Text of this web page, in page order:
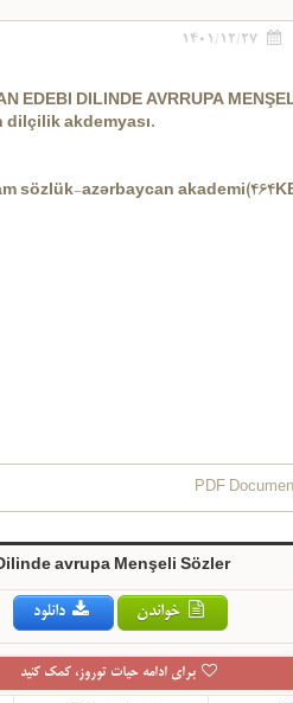
1401/12/27
EDEBI DILINDE AVRRUPA
dilçilik akdemyası.
sözlük-azərbaycan
PDF
avrupa Menşeli Sözler
خواندن دانلود
برای ادامه حیات توروز، کمک کنید